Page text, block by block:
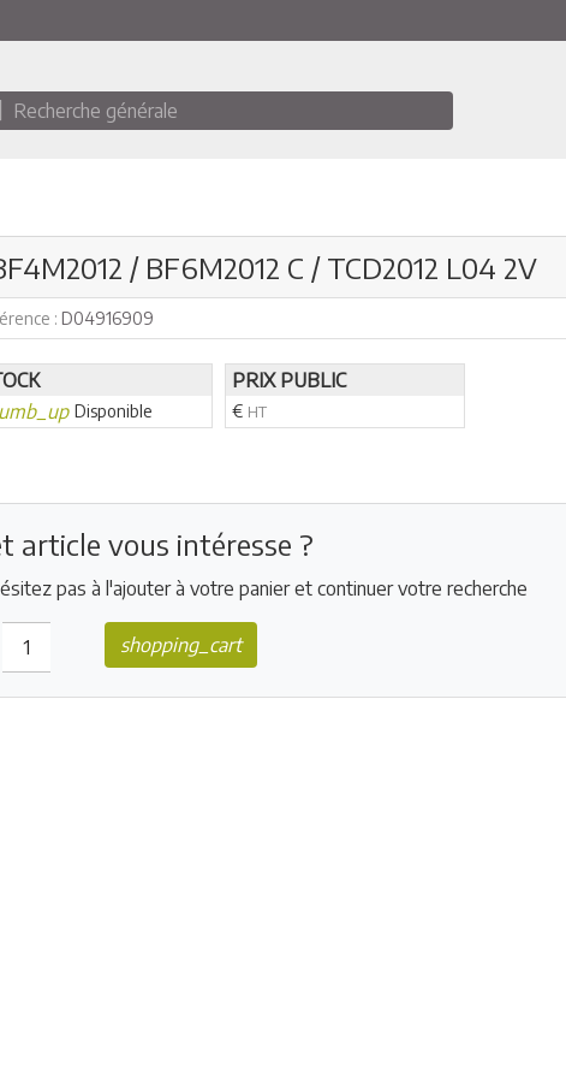
Recherche générale
/ BF6M2012 C / TCD2012 L04 2V
: D04916909
Disponible
PRIX PUBLIC
€ HT
article vous intéresse ?
pas à l'ajouter à votre panier et continuer votre recherche
shopping_cart